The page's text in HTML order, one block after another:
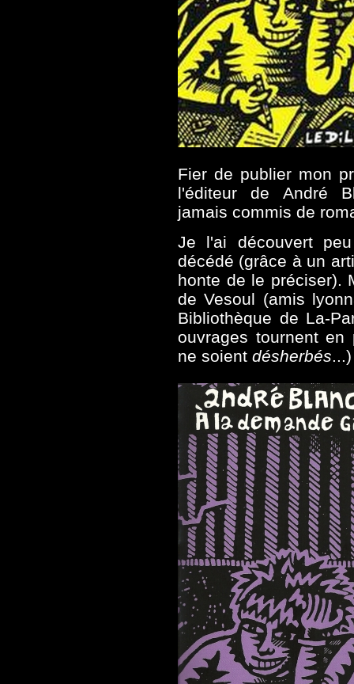
Fier de publier mon
l'éditeur de André
jamais commis de
Je l'ai découvert
décédé (grâce à un
honte de le préciser).
de Vesoul (amis
Bibliothèque de La-
ouvrages tournent en
ne soient désherbés...)